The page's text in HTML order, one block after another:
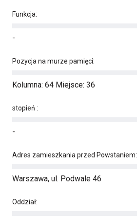
Funkcja:
-
Pozycja na murze pamięci:
Kolumna: 64 Miejsce: 36
stopień :
-
Adres zamieszkania przed Powstaniem:
Warszawa, ul. Podwale 46
Oddział: